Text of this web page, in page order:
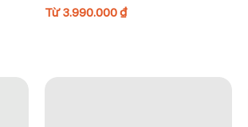
Từ3.990.000₫